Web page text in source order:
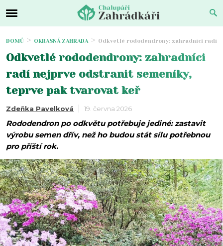
DOMŮ OKRASNÁ ZAHRADA Odkvetlé rododendrony: zahradníci radí
Odkvetlé rododendrony: zahradníci
radí nejprve odstranit semeníky,
teprve pak tvarovat keř
Zdeňka Pavelková 19. června 2026
Rododendron po odkvětu potřebuje jediné: zastavit
výrobu semen dřív, než ho budou stát sílu potřebnou
pro příští rok.